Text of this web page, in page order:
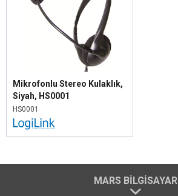
Mikrofonlu Stereo Kulaklık,
Siyah, HS0001
HS0001
MARS BILGISAYAR